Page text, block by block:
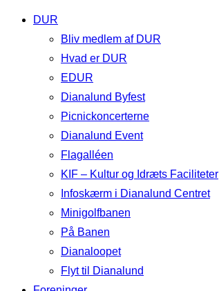
DUR
Bliv medlem af DUR
Hvad er DUR
EDUR
Dianalund Byfest
Picnickoncerterne
Dianalund Event
Flagalléen
KIF – Kultur og Idræts Faciliteter
Infoskærm i Dianalund Centret
Minigolfbanen
På Banen
Dianaloopet
Flyt til Dianalund